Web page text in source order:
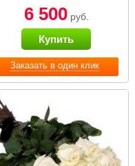
Заказать в один клик
6 500руб.
Купить